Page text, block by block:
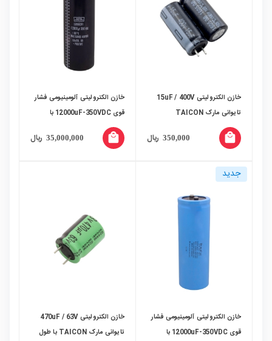
خازن الکترولیتی 15uF / 400V
تایوانی مارک TAICON
350,000 ریال local_mall
خازن الکترولیتی آلومینیومی فشار
قوی 12000uF-350VDC با
ترمینال پیچی مارک Nippon
35,000,000 ریال local_mall
جدید
خازن الکترولیتی آلومینیومی فشار
قوی 12000uF-350VDC با
خازن الکترولیتی 470uF / 63V
تایوانی مارک TAICON با طول